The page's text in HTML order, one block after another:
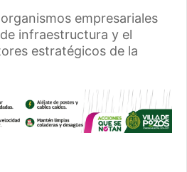
empresariales
infraestructura y el
estratégicos de la